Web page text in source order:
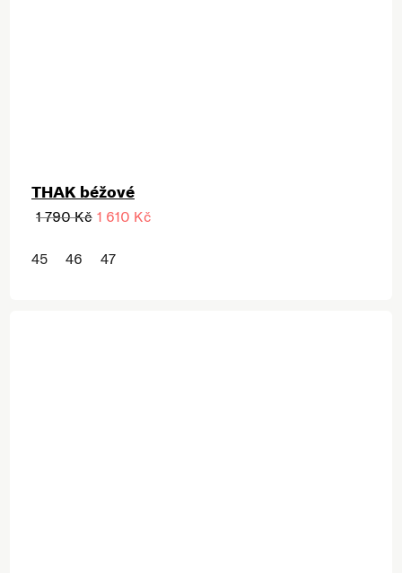
THAK béžové
1 790 Kč 1 610 Kč
45 46 47